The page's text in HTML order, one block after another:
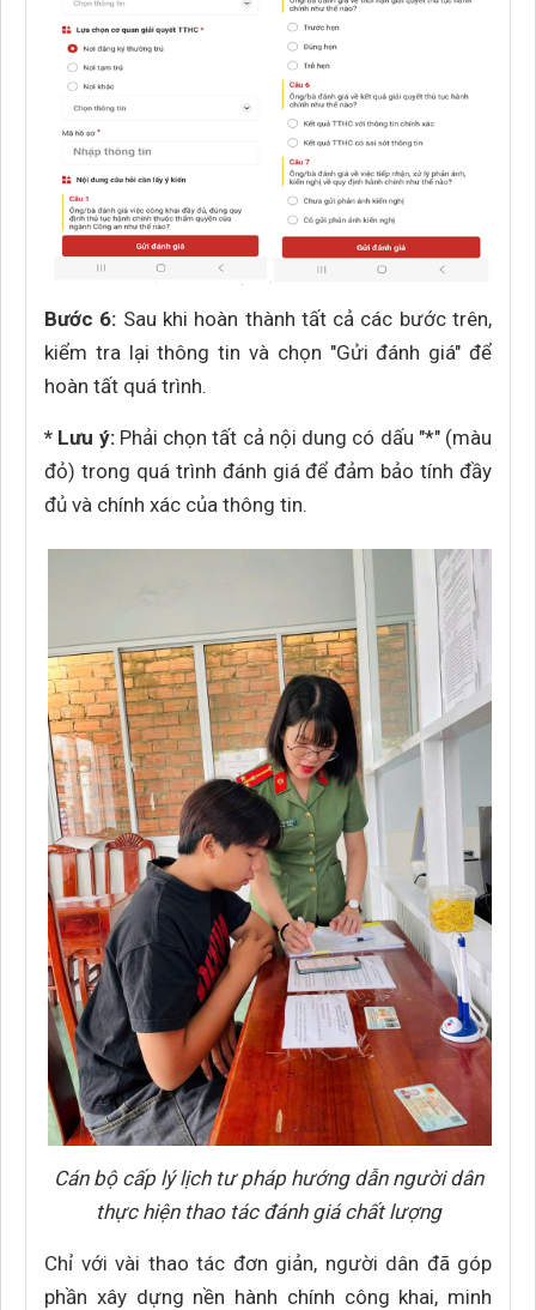
Bước 6: Sau khi hoàn thành tất cả các bước trên,
kiểm tra lại thông tin và chọn "Gửi đánh giá" để
hoàn tất quá trình.
* Lưu ý: Phải chọn tất cả nội dung có dấu "*" (màu
đỏ) trong quá trình đánh giá để đảm bảo tính đầy
đủ và chính xác của thông tin.
Cán bộ cấp lý lịch tư pháp hướng dẫn người dân
thực hiện thao tác đánh giá chất lượng
Chỉ với vài thao tác đơn giản, người dân đã góp
phần xây dựng nền hành chính công khai, minh